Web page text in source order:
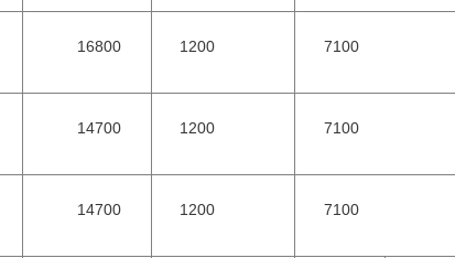
16800 1200 7100
14700 1200 7100
14700 1200 7100